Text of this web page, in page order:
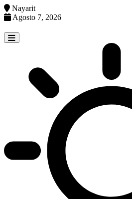
Nayarit
Agosto 7, 2026
to
content